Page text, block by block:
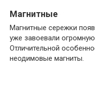
Магнитные
Магнитные сережки
уже завоевали
Отличительной
неодимовые магниты.